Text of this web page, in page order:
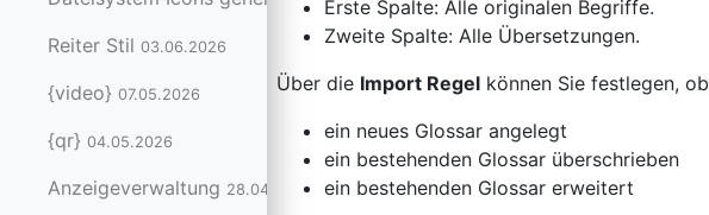
Reiter Stil 03.06.2026
{video} 07.05.2026
{qr} 04.05.2026
Anzeigeverwaltung 28.04.2026
Erste Spalte: Alle originalen Begriffe.
Zweite Spalte: Alle Übersetzungen.
Über die Import Regel können Sie festlegen, ob
ein neues Glossar angelegt
ein bestehenden Glossar überschrieben
ein bestehenden Glossar erweitert